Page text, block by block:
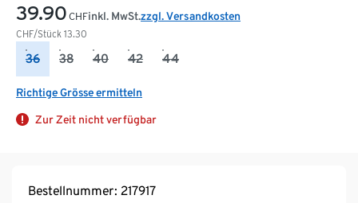
39.90 CHF
CHF/Stück 13.30
inkl. MwSt.zzgl. Versandkosten
36 38 40 42 44
Richtige Grösse ermitteln
Zur Zeit nicht verfügbar
Bestellnummer: 217917